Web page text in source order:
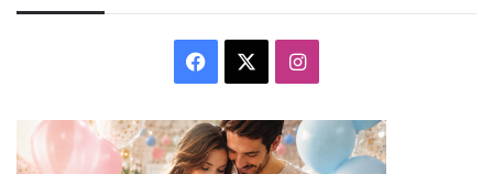
Facebook Instagram